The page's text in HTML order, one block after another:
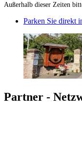
Außerhalb dieser Zeiten
Parken Sie direkt
Partner -